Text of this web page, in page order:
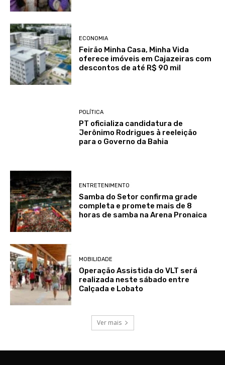
ECONOMIA
Feirão Minha Casa, Minha Vida
oferece imóveis em Cajazeiras com
descontos de até R$ 90 mil
POLÍTICA
PT oficializa candidatura de
Jerônimo Rodrigues à reeleição
para o Governo da Bahia
ENTRETENIMENTO
Samba do Setor confirma grade
completa e promete mais de 8
horas de samba na Arena Pronaica
MOBILIDADE
Operação Assistida do VLT será
realizada neste sábado entre
Calçada e Lobato
Ver mais